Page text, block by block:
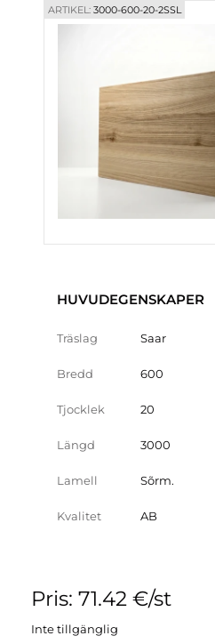
ARTIKEL:3000-600-20-2SSL
HUVUDEGENSKAPER
Träslag Saar
Bredd 600
Tjocklek 20
Längd 3000
Lamell Sõrm.
Kvalitet AB
Pris: 71.42 €/st
Inte tillgänglig